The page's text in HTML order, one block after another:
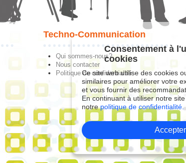
Techno-Communication
Qui sommes-nous?
Nous contacter
Politique de confidentialité
Consentement à
cookies
Ce site web utilise des cookies
similaires pour améliorer votre
et vous fournir des
En continuant à utiliser notre
notrepolitique de confidentialité.
Accepter